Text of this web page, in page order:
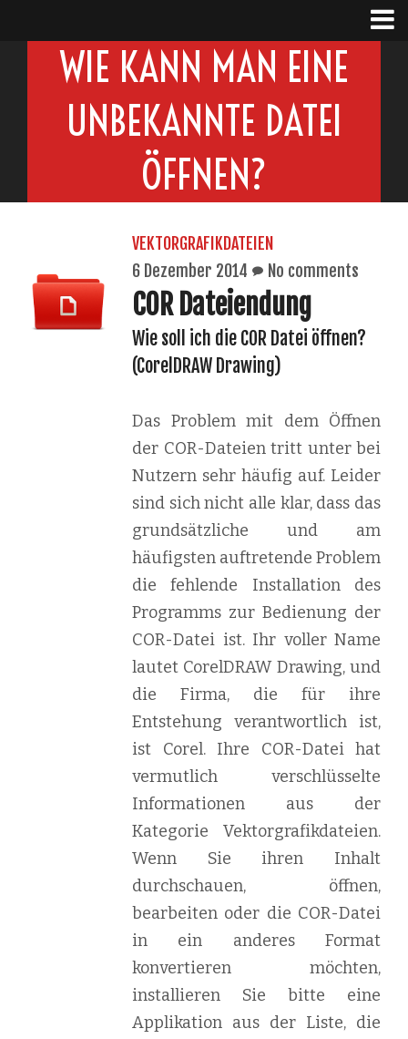
WIE KANN MAN EINE
UNBEKANNTE DATEI
ÖFFNEN?
VEKTORGRAFIKDATEIEN
6 Dezember 2014
No comments
COR Dateiendung
Wie soll ich die COR Datei öffnen?
(CorelDRAW Drawing)
Das Problem mit dem Öffnen
der COR-Dateien tritt unter bei
Nutzern sehr häufig auf. Leider
sind sich nicht alle klar, dass das
grundsätzliche und am
häufigsten auftretende Problem
die fehlende Installation des
Programms zur Bedienung der
COR-Datei ist. Ihr voller Name
lautet CorelDRAW Drawing, und
die Firma, die für ihre
Entstehung verantwortlich ist,
ist Corel. Ihre COR-Datei hat
vermutlich verschlüsselte
Informationen aus der
Kategorie Vektorgrafikdateien.
Wenn Sie ihren Inhalt
durchschauen, öffnen,
bearbeiten oder die COR-Datei
in ein anderes Format
konvertieren möchten,
installieren Sie bitte eine
Applikation aus der Liste, die